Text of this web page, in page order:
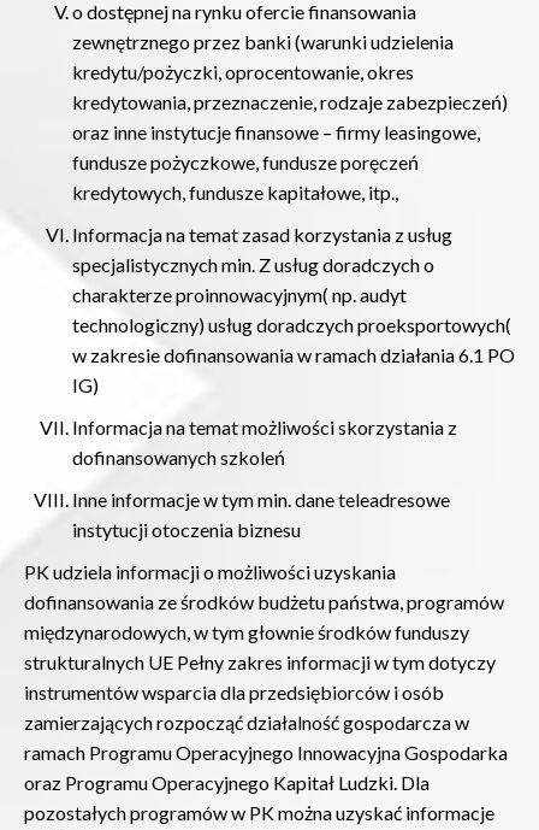
o dostępnej na rynku ofercie finansowania
zewnętrznego przez banki (warunki udzielenia
kredytu/pożyczki, oprocentowanie, okres
kredytowania, przeznaczenie, rodzaje zabezpieczeń)
oraz inne instytucje finansowe – firmy leasingowe,
fundusze pożyczkowe, fundusze poręczeń
kredytowych, fundusze kapitałowe, itp.,
Informacja na temat zasad korzystania z usług
specjalistycznych min. Z usług doradczych o
charakterze proinnowacyjnym( np. audyt
technologiczny) usług doradczych proeksportowych(
w zakresie dofinansowania w ramach działania 6.1 PO
IG)
Informacja na temat możliwości skorzystania z
dofinansowanych szkoleń
Inne informacje w tym min. dane teleadresowe
instytucji otoczenia biznesu
PK udziela informacji o możliwości uzyskania
dofinansowania ze środków budżetu państwa, programów
międzynarodowych, w tym głownie środków funduszy
strukturalnych UE Pełny zakres informacji w tym dotyczy
instrumentów wsparcia dla przedsiębiorców i osób
zamierzających rozpocząć działalność gospodarcza w
ramach Programu Operacyjnego Innowacyjna Gospodarka
oraz Programu Operacyjnego Kapitał Ludzki. Dla
pozostałych programów w PK można uzyskać informacje